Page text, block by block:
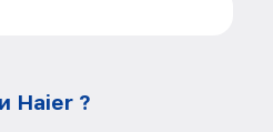
Haier ?